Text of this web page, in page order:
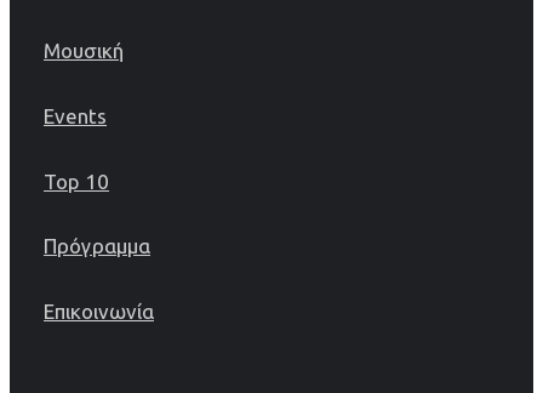
Μουσική
Events
Top 10
Πρόγραμμα
Επικοινωνία